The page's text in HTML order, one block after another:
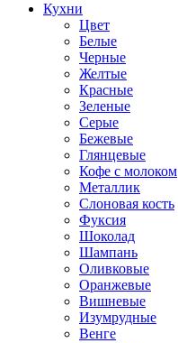
Кухни
Цвет
Белые
Черные
Желтые
Красные
Зеленые
Серые
Бежевые
Глянцевые
Кофе с молоком
Металлик
Слоновая кость
Фуксия
Шоколад
Шампань
Оливковые
Оранжевые
Вишневые
Изумрудные
Венге